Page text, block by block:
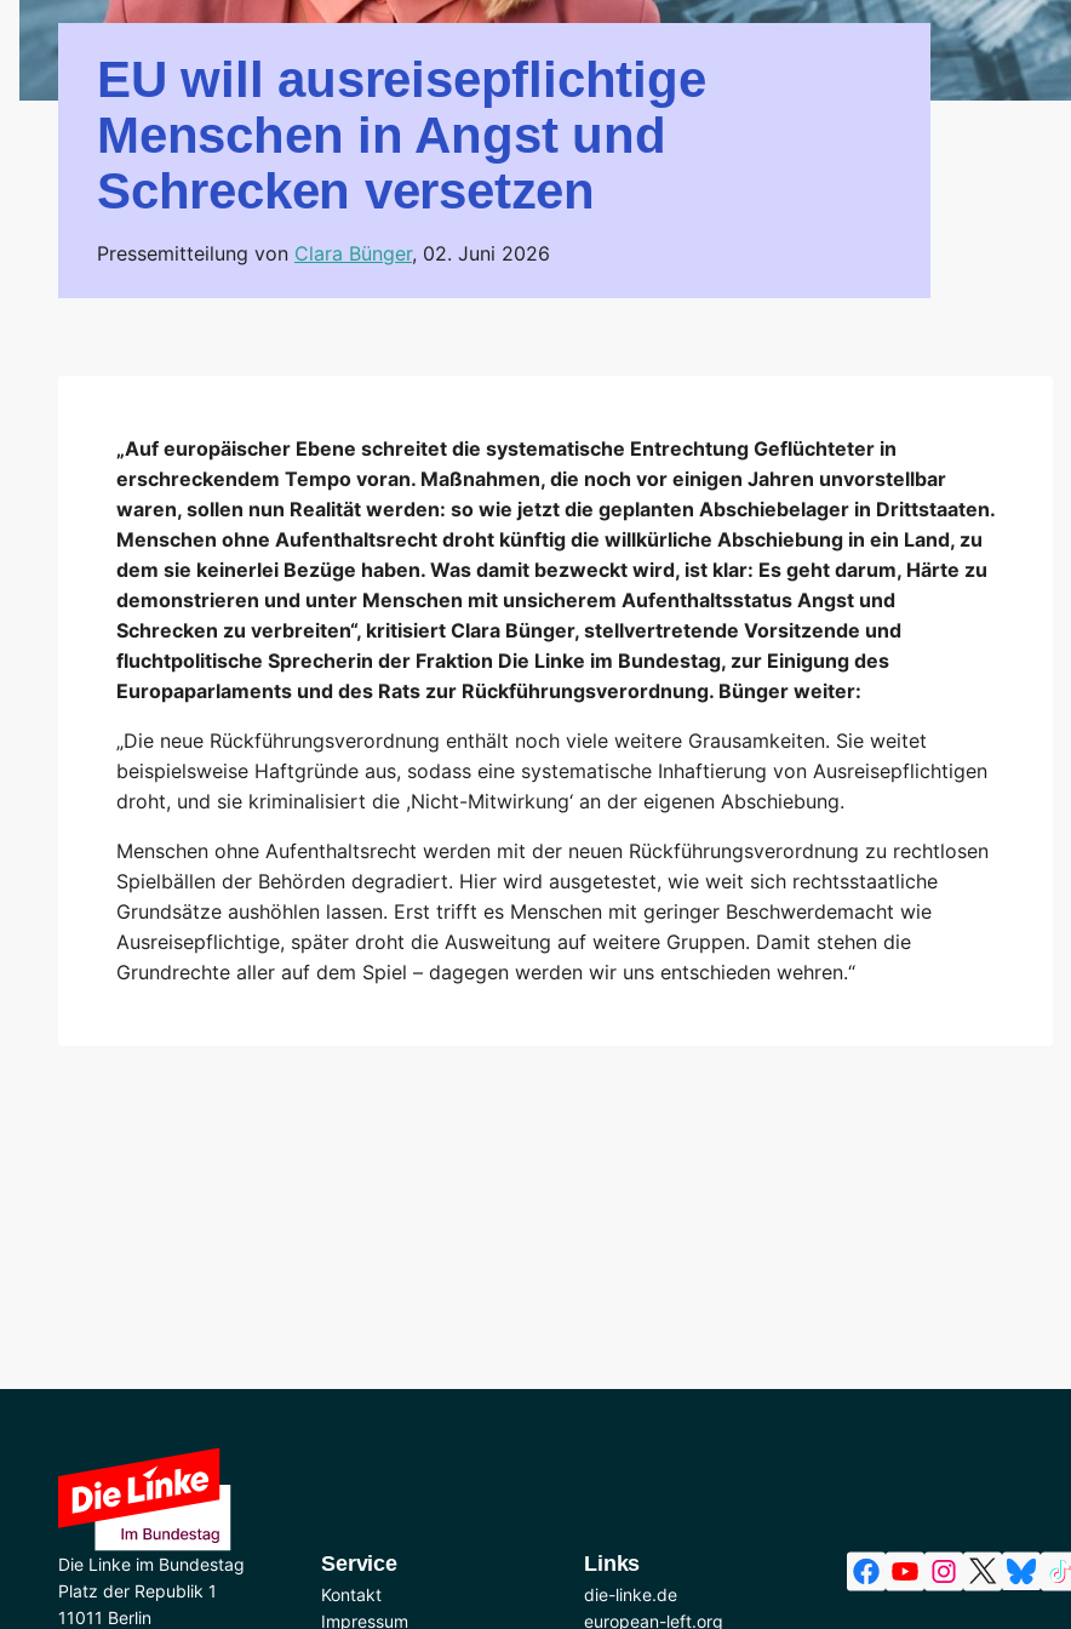
EU will ausreisepflichtige
Menschen in Angst und
Schrecken versetzen
Pressemitteilung von Clara Bünger, 02. Juni 2026
„Auf europäischer Ebene schreitet die systematische Entrechtung Geflüchteter in
erschreckendem Tempo voran. Maßnahmen, die noch vor einigen Jahren unvorstellbar
waren, sollen nun Realität werden: so wie jetzt die geplanten Abschiebelager in Drittstaaten.
Menschen ohne Aufenthaltsrecht droht künftig die willkürliche Abschiebung in ein Land, zu
dem sie keinerlei Bezüge haben. Was damit bezweckt wird, ist klar: Es geht darum, Härte zu
demonstrieren und unter Menschen mit unsicherem Aufenthaltsstatus Angst und
Schrecken zu verbreiten“, kritisiert Clara Bünger, stellvertretende Vorsitzende und
fluchtpolitische Sprecherin der Fraktion Die Linke im Bundestag, zur Einigung des
Europaparlaments und des Rats zur Rückführungsverordnung. Bünger weiter:
„Die neue Rückführungsverordnung enthält noch viele weitere Grausamkeiten. Sie weitet
beispielsweise Haftgründe aus, sodass eine systematische Inhaftierung von Ausreisepflichtigen
droht, und sie kriminalisiert die ,Nicht-Mitwirkung‘ an der eigenen Abschiebung.
Menschen ohne Aufenthaltsrecht werden mit der neuen Rückführungsverordnung zu rechtlosen
Spielbällen der Behörden degradiert. Hier wird ausgetestet, wie weit sich rechtsstaatliche
Grundsätze aushöhlen lassen. Erst trifft es Menschen mit geringer Beschwerdemacht wie
Ausreisepflichtige, später droht die Ausweitung auf weitere Gruppen. Damit stehen die
Grundrechte aller auf dem Spiel – dagegen werden wir uns entschieden wehren.“
Die Linke im Bundestag
Platz der Republik 1
11011 Berlin
Service
Kontakt
Impressum
Links
die-linke.de
european-left.org